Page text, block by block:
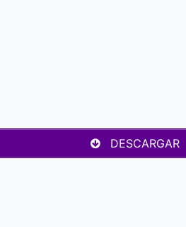
DESCARGAR